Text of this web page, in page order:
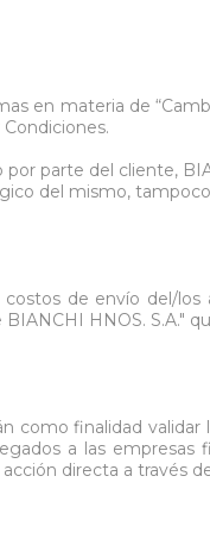
en materia de
parte del cliente,
del mismo,
de envío del/
HNOS. S.A."
como finalidad
a las
directa a